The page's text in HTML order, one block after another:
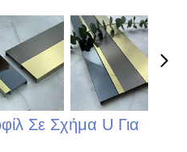
Σε Σχήμα U Για